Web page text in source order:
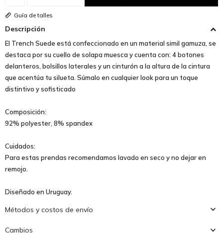
Guía de talles
Descripción
El Trench Suede está confeccionado en un material simil gamuza, se
destaca por su cuello de solapa muesca y cuenta con: 4 botones
delanteros, bolsillos laterales y un cinturón a la altura de la cintura
que acentúa tu silueta. Súmalo en cualquier look para un toque
distintivo y sofisticado
Composición:
92% polyester, 8% spandex
Cuidados:
Para estas prendas recomendamos lavado en seco y no dejar en
remojo.
Diseñado en Uruguay.
Métodos y costos de envío
Cambios